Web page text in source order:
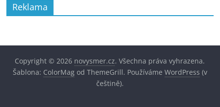
Reklama
Copyright © 2026 novysmer.cz. Všechna práva vyhrazena.
Šablona: ColorMagod ThemeGrill. Používáme WordPress (v
češtině).